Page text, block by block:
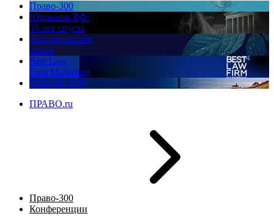
Право-300
Юррынок РФ:
35 лет спустя
Экологическое
право
Best Law
Firm Marketing
ПМЮФ 2026
ПРАВО.ru
Право-300
Конференции